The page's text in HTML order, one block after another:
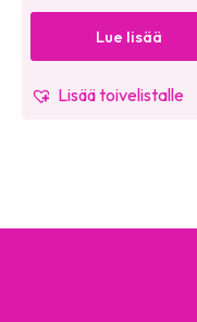
Lue lisää
Lisää toivelistalle